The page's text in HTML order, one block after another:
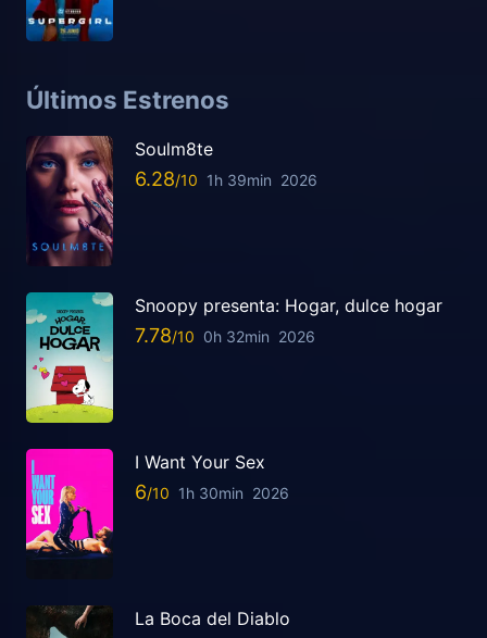
Últimos Estrenos
Soulm8te
6.28 1h 39min 2026
Snoopy presenta: Hogar, dulce hogar
7.78 0h 32min 2026
I Want Your Sex
6 1h 30min 2026
La Boca del Diablo